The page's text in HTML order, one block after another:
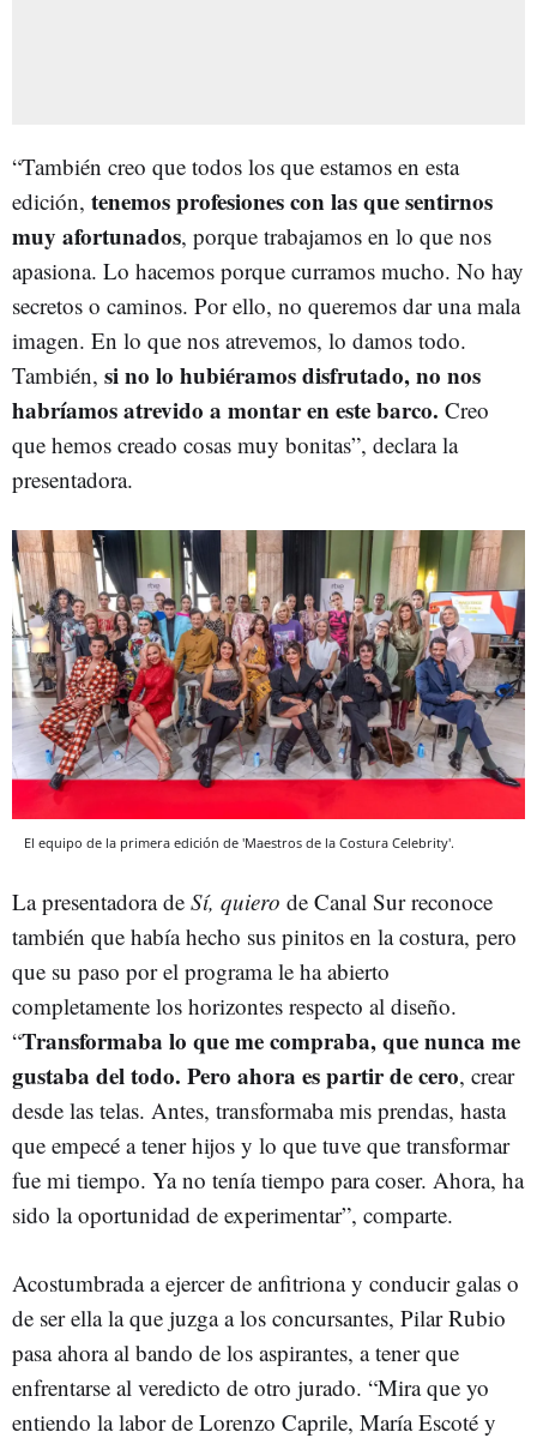
“También creo que todos los que estamos en esta
edición, tenemos profesiones con las que sentirnos
muy afortunados, porque trabajamos en lo que nos
apasiona. Lo hacemos porque curramos mucho. No hay
secretos o caminos. Por ello, no queremos dar una mala
imagen. En lo que nos atrevemos, lo damos todo.
También, si no lo hubiéramos disfrutado, no nos
habríamos atrevido a montar en este barco. Creo
que hemos creado cosas muy bonitas”, declara la
presentadora.
El equipo de la primera edición de 'Maestros de la Costura Celebrity'.
La presentadora de Sí, quiero de Canal Sur reconoce
también que había hecho sus pinitos en la costura, pero
que su paso por el programa le ha abierto
completamente los horizontes respecto al diseño.
“Transformaba lo que me compraba, que nunca me
gustaba del todo. Pero ahora es partir de cero, crear
desde las telas. Antes, transformaba mis prendas, hasta
que empecé a tener hijos y lo que tuve que transformar
fue mi tiempo. Ya no tenía tiempo para coser. Ahora, ha
sido la oportunidad de experimentar”, comparte.
Acostumbrada a ejercer de anfitriona y conducir galas o
de ser ella la que juzga a los concursantes, Pilar Rubio
pasa ahora al bando de los aspirantes, a tener que
enfrentarse al veredicto de otro jurado. “Mira que yo
entiendo la labor de Lorenzo Caprile, María Escoté y